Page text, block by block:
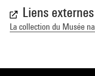
Liens externes
La collection du Musée